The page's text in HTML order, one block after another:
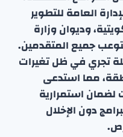
العامة للتطوير
وديوان وزارة
جميع المتقدمين.
تجري في ظل تغيرات
مما استدعى
لضمان استمرارية
دون الإخلال